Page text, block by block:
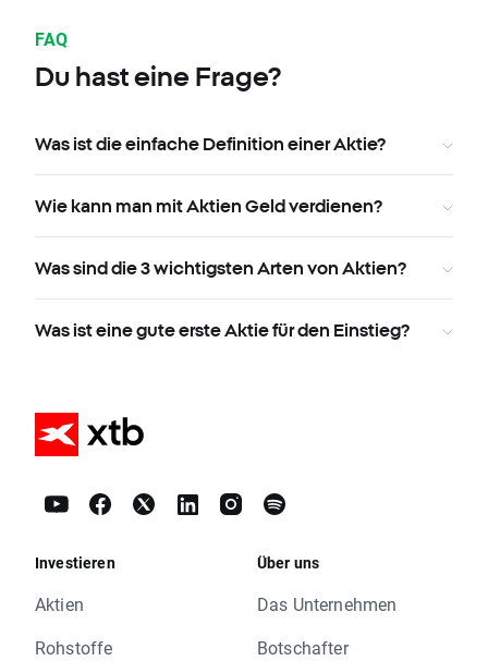
FAQ
Du hast eine Frage?
Was ist die einfache Definition einer Aktie?
Wie kann man mit Aktien Geld verdienen?
Was sind die 3 wichtigsten Arten von Aktien?
Was ist eine gute erste Aktie für den Einstieg?
Investieren
Aktien
Rohstoffe
Über uns
Das Unternehmen
Botschafter